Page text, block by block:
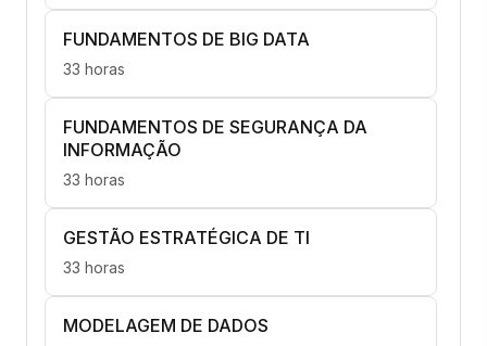
FUNDAMENTOS DE BIG DATA
33 horas
FUNDAMENTOS DE SEGURANÇA DA
INFORMAÇÃO
33 horas
GESTÃO ESTRATÉGICA DE TI
33 horas
MODELAGEM DE DADOS